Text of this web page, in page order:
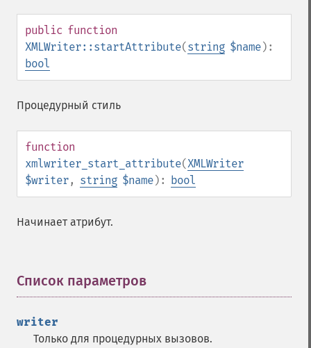
public function
XMLWriter::startAttribute(string $name):
bool
Процедурный стиль
function
xmlwriter_start_attribute(XMLWriter
$writer, string $name): bool
Начинает атрибут.
Список параметров
writer
Только для процедурных вызовов.